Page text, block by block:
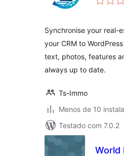
Synchronise your real-
your CRM to
text, photos, features
always up to date.
Ts-Immo
Menos de 10
Testado com 7.0.2
World